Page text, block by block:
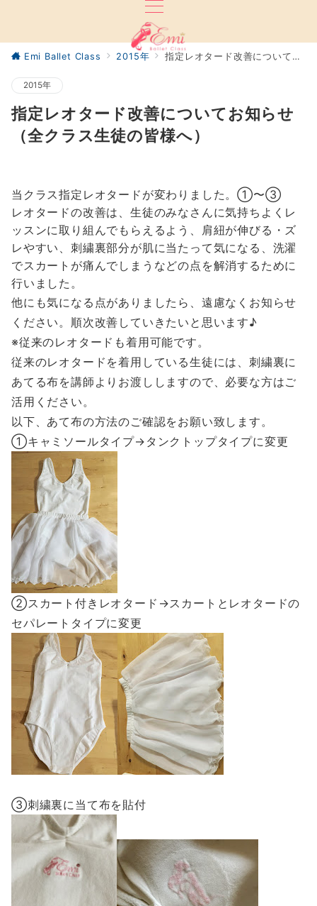
Emi Ballet Class 2015年 指定レオタード改善についてお知らせ（全クラス生徒の皆様へ）
2015年
指定レオタード改善についてお知らせ
（全クラス生徒の皆様へ）
当クラス指定レオタードが変わりました。①〜③
レオタードの改善は、生徒のみなさんに気持ちよくレ
ッスンに取り組んでもらえるよう、肩紐が伸びる・ズ
レやすい、刺繍裏部分が肌に当たって気になる、洗濯
でスカートが痛んでしまうなどの点を解消するために
行いました。
他にも気になる点がありましたら、遠慮なくお知らせ
ください。順次改善していきたいと思います♪
※従来のレオタードも着用可能です。
従来のレオタードを着用している生徒には、刺繍裏に
あてる布を講師よりお渡ししますので、必要な方はご
活用ください。
以下、あて布の方法のご確認をお願い致します。
①キャミソールタイプ→タンクトップタイプに変更
②スカート付きレオタード→スカートとレオタードの
セパレートタイプに変更
③刺繍裏に当て布を貼付